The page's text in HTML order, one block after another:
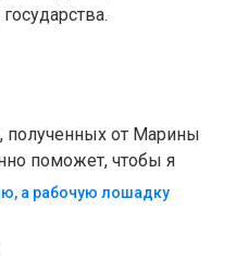
полученных от Марины
поможет, чтобы я
а рабочую лошадку